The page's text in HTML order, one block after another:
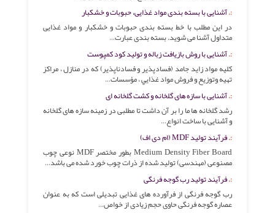
آشنایی با بسته بندی مواد غذایی، حبوبات و خشکبار
در این مطلب با خط بسته بندی حبوبات و خشکبار و مواد غذایی
متداول آشنا می شوید. بسته بندی عبارت…
آشنایی با روش بازیافت زباله و تولید کود کمپوست
کليه مواد زايد جامد (فسادپذير و فسادناپذير) که در منازل ، مراکز
تهيه وتوزيع و فروش مواد غذايي ، مؤسسات…
آشنایی با سازه های گلخانه و کشت گلخانه ای
رشد گلخانه ها ما را بر آن داشت تا مطلبی در زمینه سازه های گلخانه
و آشنایی با ساخت انواع…
فرآیند تولید MDF (ام دی اف)
Medium Density Fiber Board بطور مختصر MDF نوعی چوب
مصنوعی (مهندسی) تولید شده از ذرات چوب خورد شده می باشد…
فرآیند تولید رب گوجه فرنگی
رب گوجه فرنگی از فرآورده های غذایی تبدیلی است که به عنوان
عصاره گوجه فرنگی حاوی حجم زیادی از خواص…